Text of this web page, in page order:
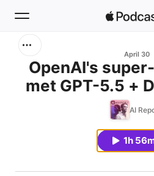
Home
April 30
OpenAI's
met GPT-5.5 +
voor een
Lamers
AI
1h